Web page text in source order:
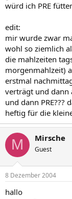
würd ich PRE
edit:
mir wurde zwar
wohl so ziemlich
die mahlzeiten
morgenmahlzeit)
erstmal
verträgt und dann
und dann
heftig für die
M Mirsche
Guest
8 Dezember 2004
hallo